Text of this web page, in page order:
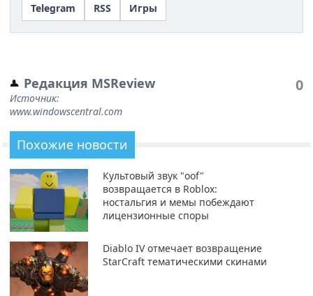
Telegram
RSS Игры
Редакция MSReview
Источник:
www.windowscentral.com
0
Похожие новости
Культовый звук "oof"
возвращается в Roblox:
ностальгия и мемы побеждают
лицензионные споры
Diablo IV отмечает возвращение
StarCraft тематическими скинами